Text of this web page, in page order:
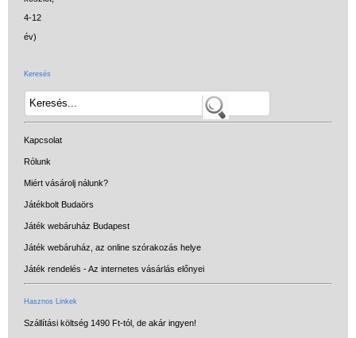
Keresés
Kapcsolat
Rólunk
Miért vásárolj nálunk?
Játékbolt Budaörs
Játék webáruház Budapest
Játék webáruház, az online szórakozás helye
Játék rendelés - Az internetes vásárlás előnyei
Hasznos Linkek
Szállítási költség 1490 Ft-tól, de akár ingyen!